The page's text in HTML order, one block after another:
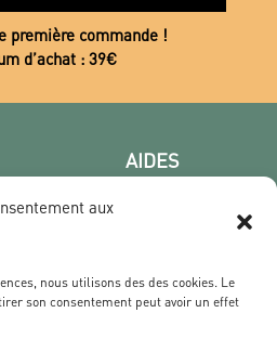
aux
nous utilisons des des cookies. Le
son consentement peut avoir un effet
première commande !
d’achat : 39€
AIDES